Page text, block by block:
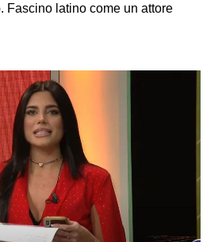
Fascino latino come un attore